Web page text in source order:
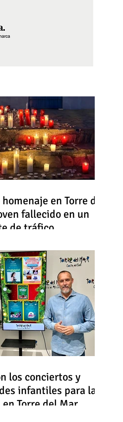
en Torre del
fallecido en un
de tráfico
los conciertos y
infantiles para la
Torre del Mar